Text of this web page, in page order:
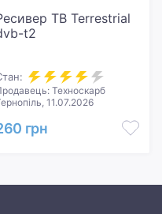
ТВ Terrestrial
t2
Техноскарб
11.07.2026
грн